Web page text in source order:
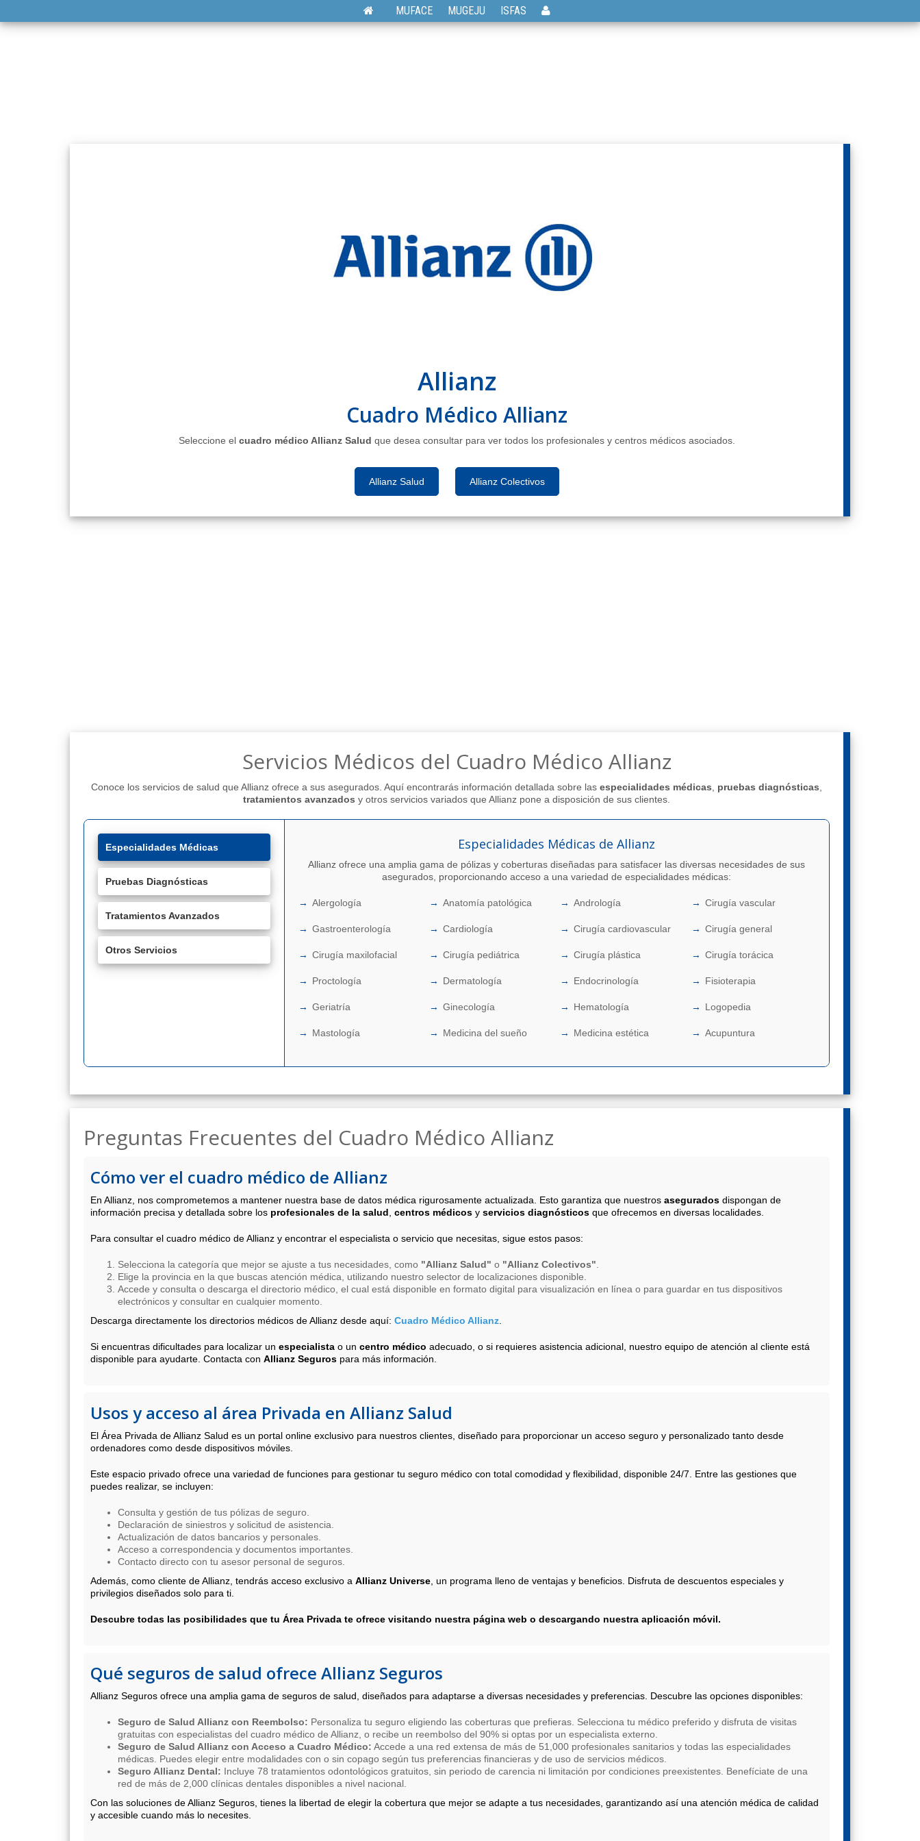
MUFACE MUGEJU ISFAS
Allianz
Cuadro Médico Allianz
Seleccione el cuadro médico Allianz Salud que desea consultar para ver todos los profesionales y centros médicos asociados.
Allianz Salud Allianz Colectivos
Servicios Médicos del Cuadro Médico Allianz
Conoce los servicios de salud que Allianz ofrece a sus asegurados. Aquí encontrarás información detallada sobre las especialidades médicas pruebas diagnósticas
tratamientos avanzados y otros servicios variados que Allianz pone a disposición de sus clientes.
Especialidades Médicas
Pruebas Diagnósticas
Tratamientos Avanzados
Otros Servicios
Especialidades Médicas de Allianz
Allianz ofrece una amplia gama de pólizas y coberturas diseñadas para satisfacer las diversas necesidades de sus
asegurados, proporcionando acceso a una variedad de especialidades médicas:
Alergología Anatomía patológica Andrología Cirugía vascular
Gastroenterología Cardiología Cirugía cardiovascular Cirugía general
Cirugía maxilofacial Cirugía pediátrica Cirugía plástica Cirugía torácica
Proctología Dermatología Endocrinología Fisioterapia
Geriatría Ginecología Hematología Logopedia
Mastología Medicina del sueño Medicina estética Acupuntura
Preguntas Frecuentes del Cuadro Médico Allianz
Cómo ver el cuadro médico de Allianz
En Allianz, nos comprometemos a mantener nuestra base de datos médica rigurosamente actualizada. Esto garantiza que nuestros asegurados dispongan de
información precisa y detallada sobre los profesionales de la salud centros médicos y servicios diagnósticos que ofrecemos en diversas localidades.
Para consultar el cuadro médico de Allianz y encontrar el especialista o servicio que necesitas, sigue estos pasos:
Selecciona la categoría que mejor se ajuste a tus necesidades, como "Allianz Salud" o "Allianz Colectivos"
Elige la provincia en la que buscas atención médica, utilizando nuestro selector de localizaciones disponible.
Accede y consulta o descarga el directorio médico, el cual está disponible en formato digital para visualización en línea o para guardar en tus dispositivos
electrónicos y consultar en cualquier momento.
Descarga directamente los directorios médicos de Allianz desde aquí: Cuadro Médico Allianz
Si encuentras dificultades para localizar un especialista o un centro médico adecuado, o si requieres asistencia adicional, nuestro equipo de atención al cliente está
disponible para ayudarte. Contacta con Allianz Seguros para más información.
Usos y acceso al área Privada en Allianz Salud
El Área Privada de Allianz Salud es un portal online exclusivo para nuestros clientes, diseñado para proporcionar un acceso seguro y personalizado tanto desde
ordenadores como desde dispositivos móviles.
Este espacio privado ofrece una variedad de funciones para gestionar tu seguro médico con total comodidad y flexibilidad, disponible 24/7. Entre las gestiones que
puedes realizar, se incluyen:
Consulta y gestión de tus pólizas de seguro.
Declaración de siniestros y solicitud de asistencia.
Actualización de datos bancarios y personales.
Acceso a correspondencia y documentos importantes.
Contacto directo con tu asesor personal de seguros.
Además, como cliente de Allianz, tendrás acceso exclusivo a Allianz Universe , un programa lleno de ventajas y beneficios. Disfruta de descuentos especiales y
privilegios diseñados solo para ti.
Descubre todas las posibilidades que tu Área Privada te ofrece visitando nuestra página web o descargando nuestra aplicación móvil.
Qué seguros de salud ofrece Allianz Seguros
Allianz Seguros ofrece una amplia gama de seguros de salud, diseñados para adaptarse a diversas necesidades y preferencias. Descubre las opciones disponibles:
Seguro de Salud Allianz con Reembolso: Personaliza tu seguro eligiendo las coberturas que prefieras. Selecciona tu médico preferido y disfruta de visitas
gratuitas con especialistas del cuadro médico de Allianz, o recibe un reembolso del 90% si optas por un especialista externo.
Seguro de Salud Allianz con Acceso a Cuadro Médico: Accede a una red extensa de más de 51,000 profesionales sanitarios y todas las especialidades
médicas. Puedes elegir entre modalidades con o sin copago según tus preferencias financieras y de uso de servicios médicos.
Seguro Allianz Dental: Incluye 78 tratamientos odontológicos gratuitos, sin periodo de carencia ni limitación por condiciones preexistentes. Benefíciate de una
red de más de 2,000 clínicas dentales disponibles a nivel nacional.
Con las soluciones de Allianz Seguros, tienes la libertad de elegir la cobertura que mejor se adapte a tus necesidades, garantizando así una atención médica de calidad
y accesible cuando más lo necesites.